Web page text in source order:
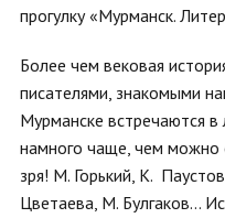
прогулку «Мурманск.
Более чем вековая
писателями, знакомыми
Мурманске встречаются
намного чаще, чем можно
зря! М. Горький, К.
Цветаева, М. Булгаков…